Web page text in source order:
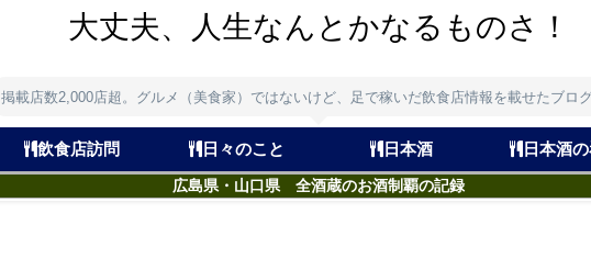
大丈夫、人生なんとかなるものさ！
掲載店数2,000店超。グルメ（美食家）ではないけど、足で稼いだ飲食店情報を載せたブログ
飲食店訪問 日々のこと 日本酒 日本酒
広島県・山口県 全酒蔵のお酒制覇の記録